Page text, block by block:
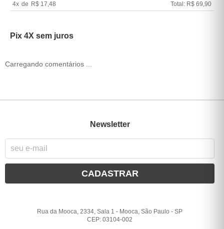
4x de R$ 17,48 Total: R$ 69,90
Pix 4X sem juros
Carregando comentários ...
Newsletter
CADASTRAR
Rua da Mooca, 2334, Sala 1 - Mooca, São Paulo -SP
CEP: 03104-002